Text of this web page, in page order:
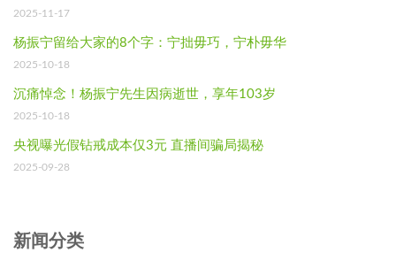
2025-11-17
杨振宁留给大家的8个字：宁拙毋巧，宁朴毋华
2025-10-18
沉痛悼念！杨振宁先生因病逝世，享年103岁
2025-10-18
央视曝光假钻戒成本仅3元 直播间骗局揭秘
2025-09-28
新闻分类